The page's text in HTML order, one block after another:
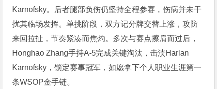
Karnofsky。后者腿部负伤仍坚持全程参赛，伤病并未干
扰其临场发挥。单挑阶段，双方记分牌交替上涨，攻防
来回拉扯，节奏紧凑而焦灼。多次与赛点擦肩而过后，
Honghao Zhang手持A-5完成关键淘汰，击溃Harlan
Karnofsky，锁定赛事冠军，如愿拿下个人职业生涯第一
条WSOP金手链。